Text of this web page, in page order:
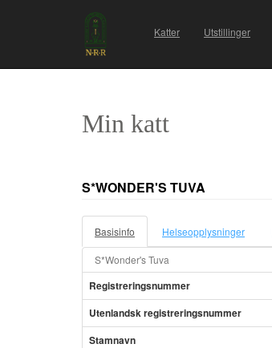
Katter Utstillinger
Min katt
S*WONDER'S TUVA
Basisinfo Helseopplysninger
S*Wonder's Tuva
Registreringsnummer
Utenlandsk registreringsnummer
Stamnavn